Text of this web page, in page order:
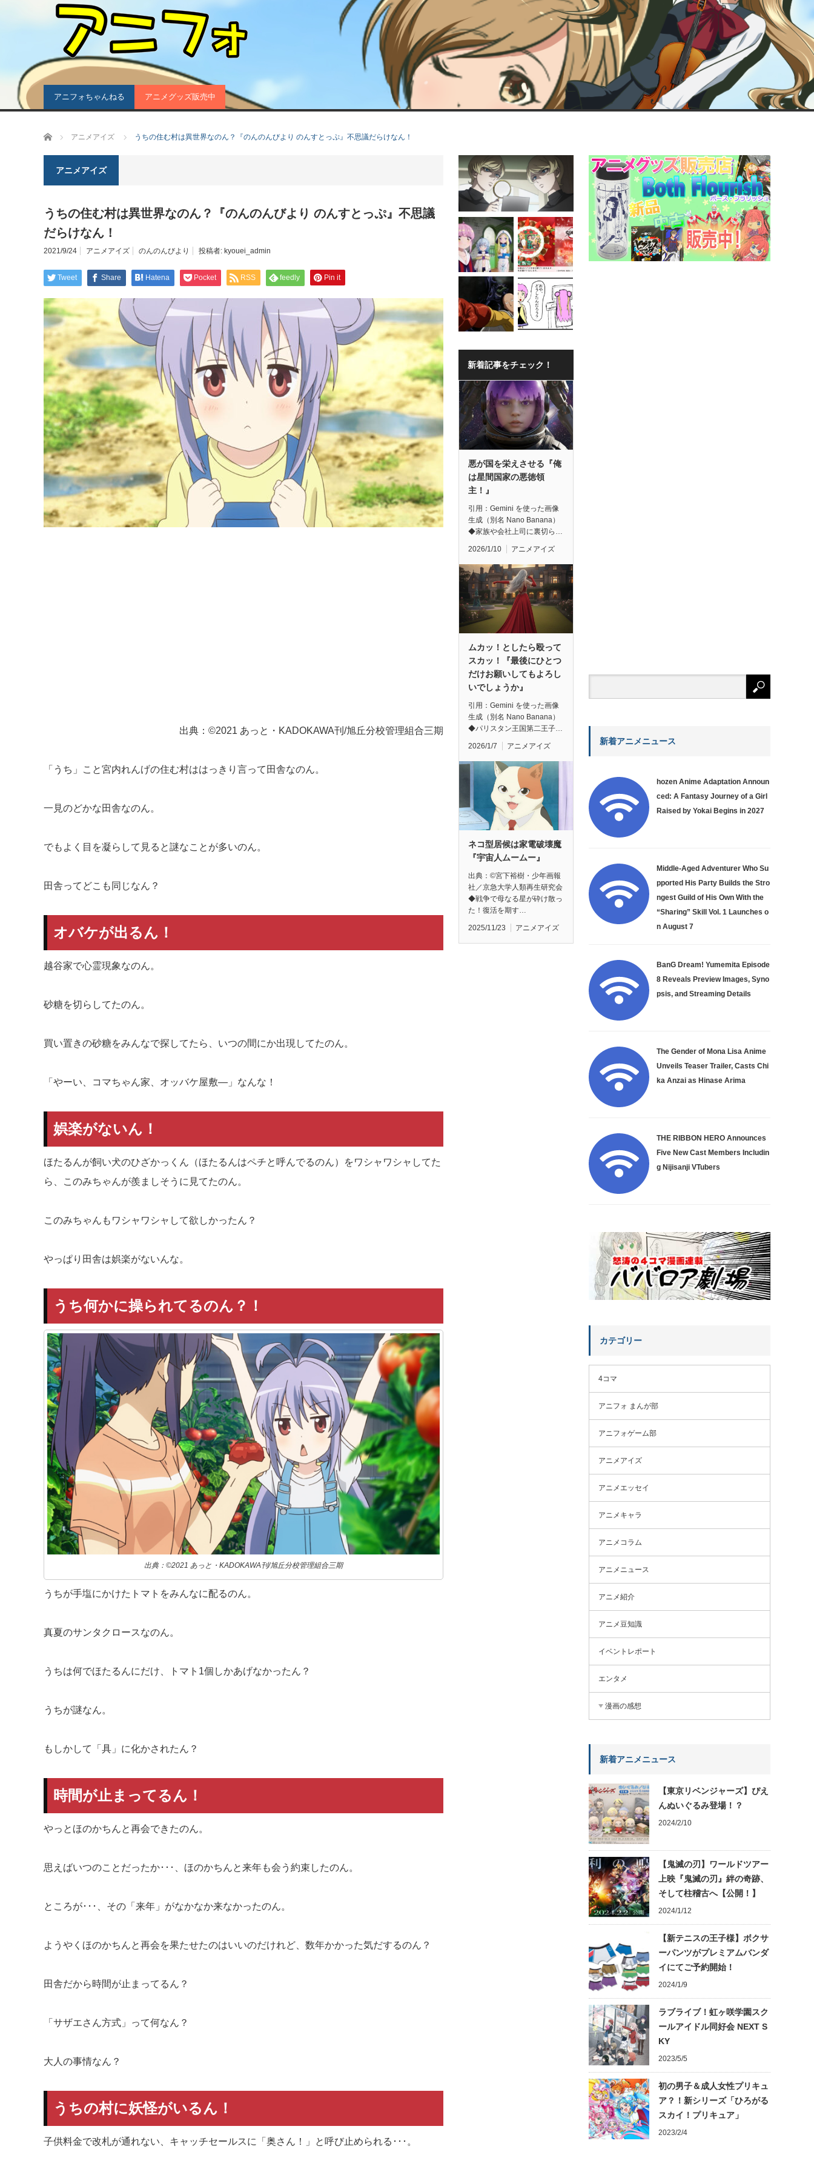
アニフォちゃんねる アニメグッズ販売中
ホーム アニメアイズ うちの住む村は異世界なのん？『のんのんびより のんすとっぷ』不思議だらけなん！
アニメアイズ
うちの住む村は異世界なのん？『のんのんびより のんすとっぷ』不思議
だらけなん！
2021/9/24 アニメアイズ のんのんびより 投稿者: kyouei_admin
Tweet Share Hatena Pocket RSS feedly Pin it
出典：©2021 あっと・KADOKAWA刊/旭丘分校管理組合三期
「うち」こと宮内れんげの住む村ははっきり言って田舎なのん。
一見のどかな田舎なのん。
でもよく目を凝らして見ると謎なことが多いのん。
田舎ってどこも同じなん？
オバケが出るん！
越谷家で心霊現象なのん。
砂糖を切らしてたのん。
買い置きの砂糖をみんなで探してたら、いつの間にか出現してたのん。
「やーい、コマちゃん家、オッバケ屋敷―」なんな！
娯楽がないん！
ほたるんが飼い犬のひざかっくん（ほたるんはペチと呼んでるのん）をワシャワシャしてた
ら、このみちゃんが羨ましそうに見てたのん。
このみちゃんもワシャワシャして欲しかったん？
やっぱり田舎は娯楽がないんな。
うち何かに操られてるのん？！
出典：©2021 あっと・KADOKAWA刊/旭丘分校管理組合三期
うちが手塩にかけたトマトをみんなに配るのん。
真夏のサンタクロースなのん。
うちは何でほたるんにだけ、トマト1個しかあげなかったん？
うちが謎なん。
もしかして「具」に化かされたん？
時間が止まってるん！
やっとほのかちんと再会できたのん。
思えばいつのことだったか･･･、ほのかちんと来年も会う約束したのん。
ところが･･･、その「来年」がなかなか来なかったのん。
ようやくほのかちんと再会を果たせたのはいいのだけれど、数年かかった気だするのん？
田舎だから時間が止まってるん？
「サザエさん方式」って何なん？
大人の事情なん？
うちの村に妖怪がいるん！
子供料金で改札が通れない、キャッチセールスに「奥さん！」と呼び止められる･･･。
新着記事をチェック！
悪が国を栄えさせる『俺
は星間国家の悪徳領
主！』
引用：Gemini を使った画像
生成（別名 Nano Banana）
◆家族や会社上司に裏切ら…
2026/1/10 アニメアイズ
ムカッ！としたら殴って
スカッ！『最後にひとつ
だけお願いしてもよろし
いでしょうか』
引用：Gemini を使った画像
生成（別名 Nano Banana）
◆パリスタン王国第二王子…
2026/1/7 アニメアイズ
ネコ型居候は家電破壊魔
『宇宙人ムームー』
出典：©宮下裕樹・少年画報
社／京急大学人類再生研究会
◆戦争で母なる星が砕け散っ
た！復活を期す…
2025/11/23 アニメアイズ
新着アニメニュース
hozen Anime Adaptation Announ
ced: A Fantasy Journey of a Girl
Raised by Yokai Begins in 2027
Middle-Aged Adventurer Who Su
pported His Party Builds the Stro
ngest Guild of His Own With the
“Sharing” Skill Vol. 1 Launches o
n August 7
BanG Dream! Yumemita Episode
8 Reveals Preview Images, Syno
psis, and Streaming Details
The Gender of Mona Lisa Anime
Unveils Teaser Trailer, Casts Chi
ka Anzai as Hinase Arima
THE RIBBON HERO Announces
Five New Cast Members Includin
g Nijisanji VTubers
カテゴリー
4コマ
アニフォ まんが部
アニフォゲーム部
アニメアイズ
アニメエッセイ
アニメキャラ
アニメコラム
アニメニュース
アニメ紹介
アニメ豆知識
イベントレポート
エンタメ
漫画の感想
新着アニメニュース
【東京リベンジャーズ】ぴえ
んぬいぐるみ登場！？
2024/2/10
【鬼滅の刃】ワールドツアー
上映『鬼滅の刃』絆の奇跡、
そして柱稽古へ【公開！】
2024/1/12
【新テニスの王子様】ボクサ
ーパンツがプレミアムバンダ
イにてご予約開始！
2024/1/9
ラブライブ！虹ヶ咲学園スク
ールアイドル同好会 NEXT S
KY
2023/5/5
初の男子＆成人女性プリキュ
ア？！新シリーズ「ひろがる
スカイ！プリキュア」
2023/2/4